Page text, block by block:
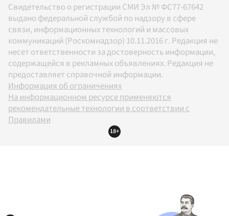
Свидетельство о регистрации СМИ Эл № ФС77-67642
выдано федеральной службой по надзору в сфере
связи, информационных технологий и массовых
коммуникаций (Роскомнадзор) 10.11.2016 г. Редакция не
несет ответственности за достоверность информации,
содержащейся в рекламных объявлениях. Редакция не
предоставляет справочной информации.
Информация об ограничениях
На информационном ресурсе применяются
рекомендательные технологии в соответствии с
Правилами
18+